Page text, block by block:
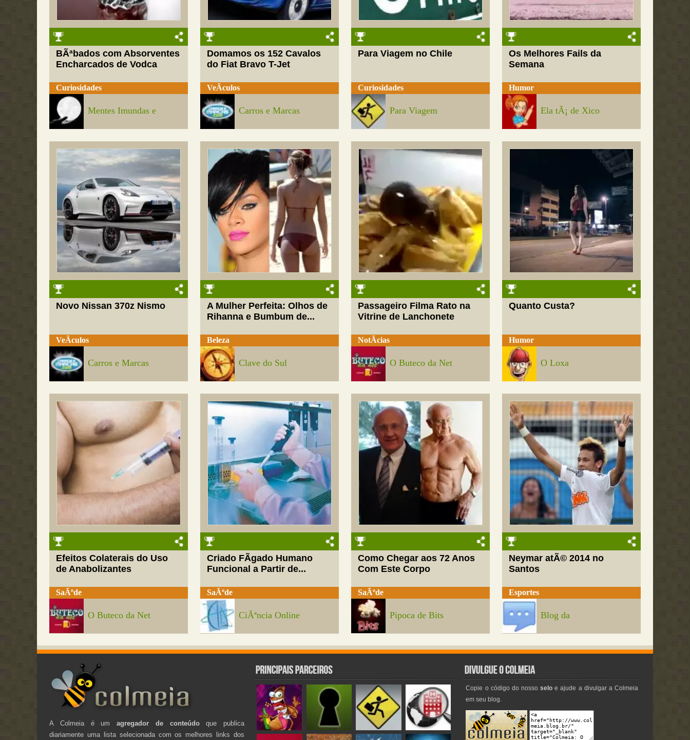
BÃªbados com Absorventes
Encharcados de Vodca
Curiosidades
Mentes Imundas e
Domamos os 152 Cavalos
do Fiat Bravo T-Jet
VeÃ­culos
Carros e Marcas
Para Viagem no Chile
Curiosidades
Para Viagem
Os Melhores Fails da
Semana
Humor
Ela tÃ¡ de Xico
Novo Nissan 370z Nismo
VeÃ­culos
Carros e Marcas
A Mulher Perfeita: Olhos de
Rihanna e Bumbum de...
Beleza
Clave do Sul
Passageiro Filma Rato na
Vitrine de Lanchonete
NotÃ­cias
O Buteco da Net
Quanto Custa?
Humor
O Loxa
Efeitos Colaterais do Uso
de Anabolizantes
SaÃºde
O Buteco da Net
Criado FÃ­gado Humano
Funcional a Partir de...
SaÃºde
CiÃªncia Online
Como Chegar aos 72 Anos
Com Este Corpo
SaÃºde
Pipoca de Bits
Neymar atÃ© 2014 no
Santos
Esportes
Blog da
A Colmeia é umagregador de conteúdoque publica
diariamente uma lista selecionada com os melhores links dos
Copie o código do nossoselo e ajude a divulgar a Colmeia
em seu blog.